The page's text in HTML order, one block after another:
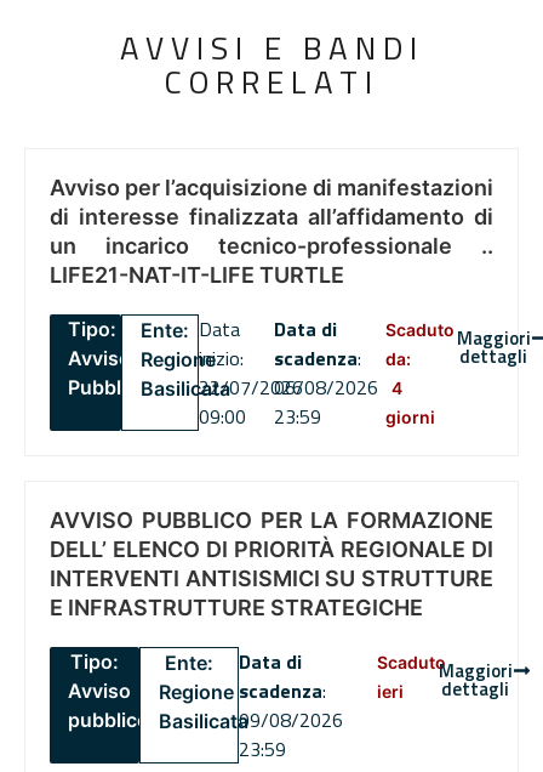
AVVISI E BANDI
CORRELATI
Avviso per l’acquisizione di manifestazioni
di interesse finalizzata all’affidamento di
un incarico tecnico-professionale ..
LIFE21-NAT-IT-LIFE TURTLE
Tipo:
Avviso
Pubblico
Ente:
Regione
Basilicata
Data
inizio:
22/07/2026
09:00
Data di
scadenza:
06/08/2026
23:59
Scaduto
da:
4
giorni
Maggiori
dettagli
AVVISO PUBBLICO PER LA FORMAZIONE
DELL’ ELENCO DI PRIORITÀ REGIONALE DI
INTERVENTI ANTISISMICI SU STRUTTURE
E INFRASTRUTTURE STRATEGICHE
Tipo:
Avviso
pubblico
Ente:
Regione
Basilicata
Data di
scadenza:
09/08/2026
23:59
Scaduto
ieri
Maggiori
dettagli